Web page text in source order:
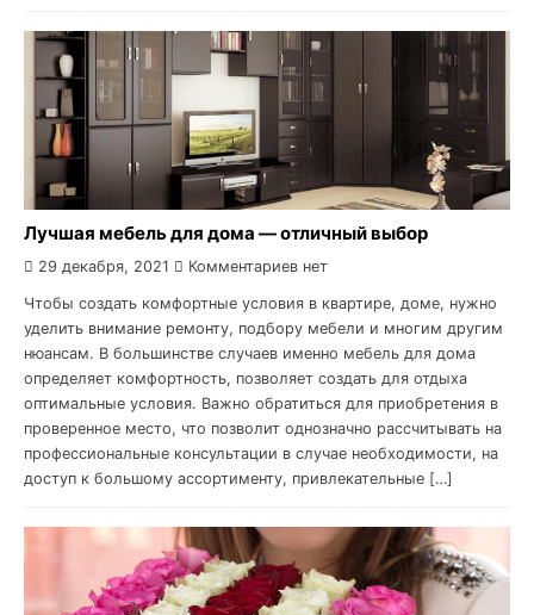
Лучшая мебель для дома — отличный выбор
29 декабря, 2021 Комментариев нет
Чтобы создать комфортные условия в квартире, доме, нужно
уделить внимание ремонту, подбору мебели и многим другим
нюансам. В большинстве случаев именно мебель для дома
определяет комфортность, позволяет создать для отдыха
оптимальные условия. Важно обратиться для приобретения в
проверенное место, что позволит однозначно рассчитывать на
профессиональные консультации в случае необходимости, на
доступ к большому ассортименту, привлекательные […]